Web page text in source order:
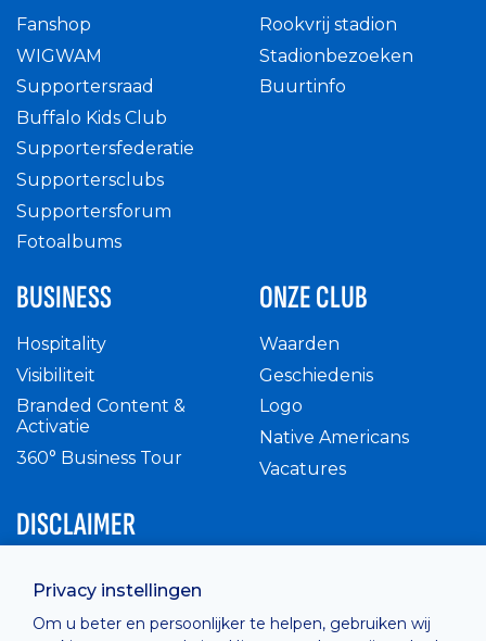
Privacy instellingen
Om u beter en persoonlijker te helpen, gebruiken wij
Fanshop
WIGWAM
Supportersraad
Buffalo Kids Club
Supportersfederatie
Supportersclubs
Supportersforum
Fotoalbums
Rookvrij stadion
Stadionbezoeken
Buurtinfo
BUSINESS
Hospitality
Visibiliteit
Branded Content &
Activatie
360° Business Tour
ONZE CLUB
Waarden
Geschiedenis
Logo
Native Americans
Vacatures
DISCLAIMER
Privacy Policy
Cashless